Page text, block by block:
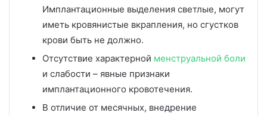
Имплантационные выделения светлые, могут
иметь кровянистые вкрапления, но сгустков
крови быть не должно.
Отсутствие характерной менструальной боли
и слабости – явные признаки
имплантационного кровотечения.
В отличие от месячных, внедрение